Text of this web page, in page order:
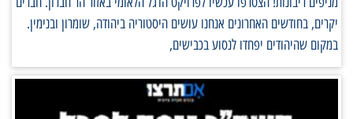
יקרים, בחודשים האחרונים אנחנו עושים היסטוריה ביהודה, שומרון ובנימין.
במקום שהיהודים יפחדו לנסוע בכבישים,